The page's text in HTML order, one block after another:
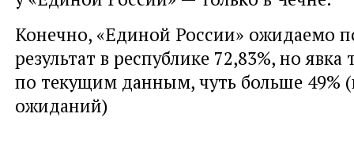
Конечно, «Единой России» ожидаемо
результат в республике 72,83%, но явка
по текущим данным, чуть больше 49%
ожиданий)